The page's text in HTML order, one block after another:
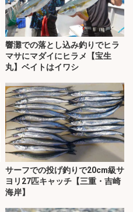
響灘での落とし込み釣りでヒラ
マサにマダイにヒラメ【宝生
丸】ベイトはイワシ
サーフでの投げ釣りで20cm級サ
ヨリ27匹キャッチ【三重・吉崎
海岸】